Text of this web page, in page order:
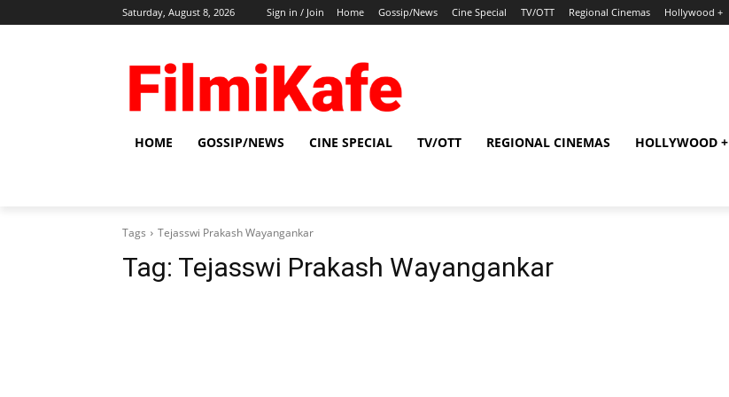
Saturday, August 8, 2026 Sign in / Join Home Gossip/News Cine Special TV/OTT Regional Cinemas Hollywood +
HOME GOSSIP/NEWS CINE SPECIAL TV/OTT REGIONAL CINEMAS HOLLYWOOD +
Tags Tejasswi Prakash Wayangankar
Tag: Tejasswi Prakash Wayangankar